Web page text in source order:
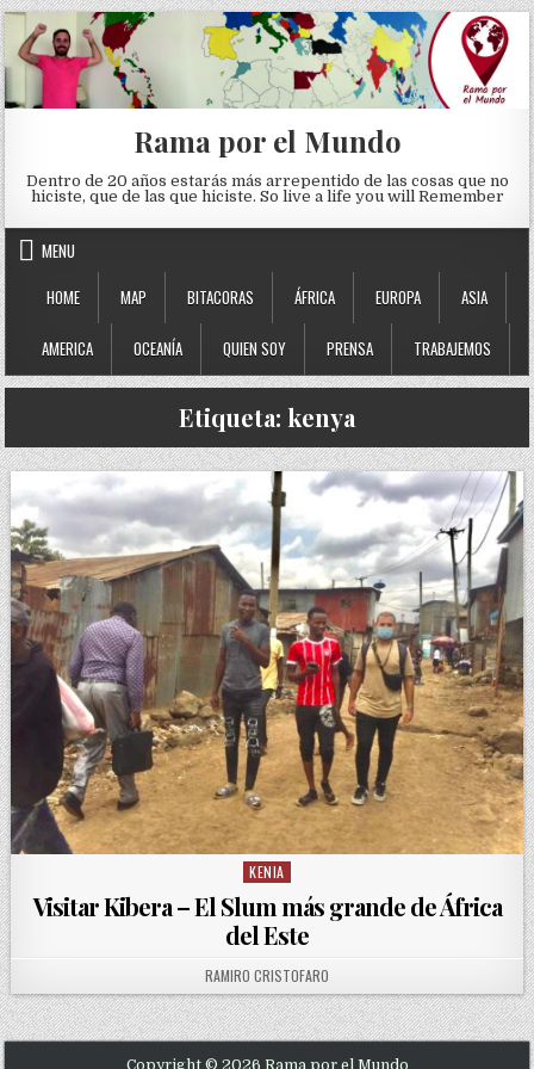
Skip to content
Rama por el Mundo
Dentro de 20 años estarás más arrepentido de las cosas que no
hiciste, que de las que hiciste. So live a life you will Remember
MENU
HOME
MAP BITACORAS ÁFRICA EUROPA ASIA
AMERICA OCEANÍA QUIEN SOY PRENSA TRABAJEMOS
Etiqueta: kenya
Posted in
KENIA
Visitar Kibera – El Slum más grande de África
del Este
AUTHOR:
RAMIRO CRISTOFARO